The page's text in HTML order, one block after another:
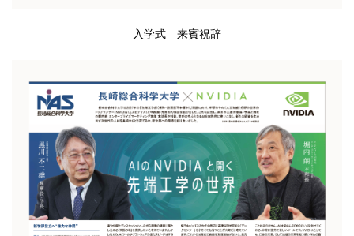
入学式 来賓祝辞